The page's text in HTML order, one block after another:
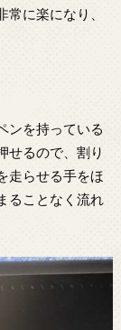
に楽になり、
ンを持っている
せるので、割り
走らせる手をほ
ることなく流れ